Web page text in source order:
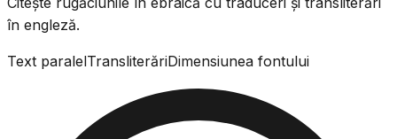
în engleză.
Text paralelTransliterăriDimensiunea fontului